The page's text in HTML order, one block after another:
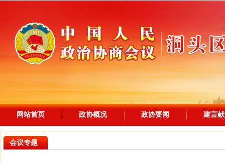
网站首页 政协概况 政协要闻 建言
会议专题